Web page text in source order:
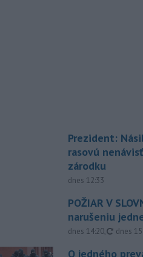
Prezident:
rasovú
zárodku
dnes 12:33
POŽIAR V
narušeniu
dnes 14:20, dnes
O jedného